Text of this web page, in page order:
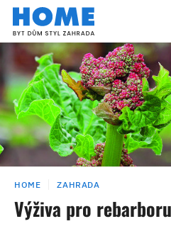
HOME ZAHRADA
Výživa pro rebarboru